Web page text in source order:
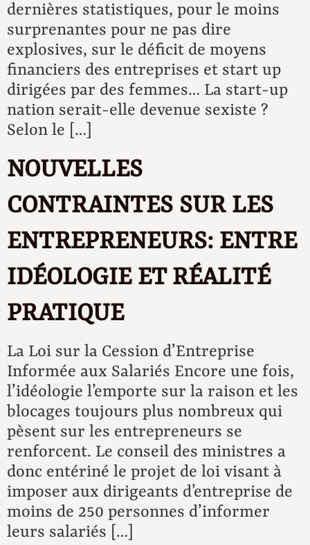
dernières statistiques, pour le moins
surprenantes pour ne pas dire
explosives, sur le déficit de moyens
financiers des entreprises et start up
dirigées par des femmes… La start-up
nation serait-elle devenue sexiste ?
Selon le […]
NOUVELLES
CONTRAINTES SUR LES
ENTREPRENEURS: ENTRE
IDÉOLOGIE ET RÉALITÉ
PRATIQUE
La Loi sur la Cession d’Entreprise
Informée aux Salariés Encore une fois,
l’idéologie l’emporte sur la raison et les
blocages toujours plus nombreux qui
pèsent sur les entrepreneurs se
renforcent. Le conseil des ministres a
donc entériné le projet de loi visant à
imposer aux dirigeants d’entreprise de
moins de 250 personnes d’informer
leurs salariés […]